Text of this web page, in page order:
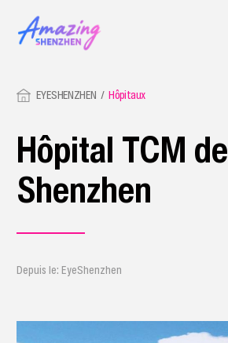
EYESHENZHEN Hôpitaux
Hôpital TCM de
Shenzhen
Depuis le: EyeShenzhen